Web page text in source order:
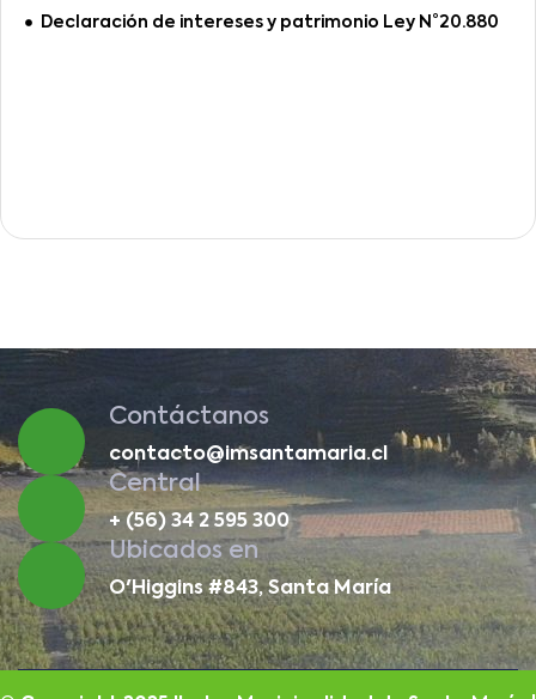
Declaración de intereses y patrimonio Ley N°20.880
Contáctanos
contacto@imsantamaria.cl
Central
+ (56) 34 2 595 300
Ubicados en
O'Higgins #843, Santa María